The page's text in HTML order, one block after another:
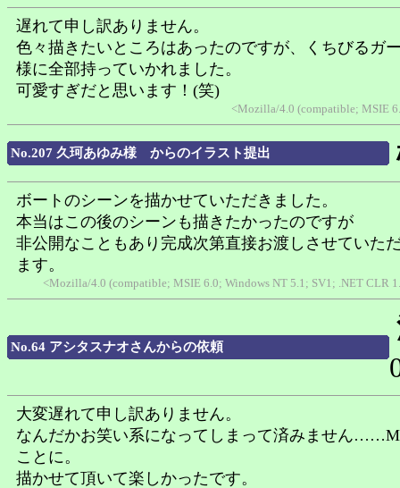
遅れて申し訳ありません。
色々描きたいところはあったのですが、くちびるガ
様に全部持っていかれました。
可愛すぎだと思います！(笑)
<Mozilla/4.0 (compatible; MSIE
No.207 久珂あゆみ様 からのイラスト提出
ボートのシーンを描かせていただきました。
本当はこの後のシーンも描きたかったのですが
非公開なこともあり完成次第直接お渡しさせていた
ます。
<Mozilla/4.0 (compatible; MSIE 6.0; Windows NT 5.1; SV1; .NET CLR
No.64 アシタスナオさんからの依頼
大変遅れて申し訳ありません。
なんだかお笑い系になってしまって済みません
ことに。
描かせて頂いて楽しかったです。